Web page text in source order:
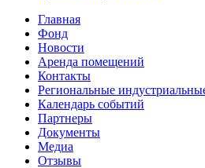
Главная
Фонд
Новости
Аренда помещений
Контакты
Региональные
Календарь событий
Партнеры
Документы
Медиа
Отзывы